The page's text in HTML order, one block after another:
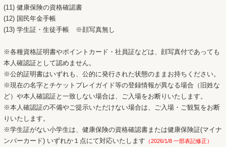
(11) 健康保険の資格確認書
(12) 国民年金手帳
(13) 学生証・生徒手帳
※顔写真無し
※各種資格証明書やポイントカード・社員証などは、顔写真付であっても
本人確認証として認めません。
※公的証明書はいずれも、公的に発行された状態のままお持ちください。
※現在の名字とチケットプレイガイド等の登録情報が異なる場合（旧姓な
ど）や本人確認証と一致しない場合は、ご入場をお断りいたします。
※本人確認証の不備やご提示いただけない場合は、ご入場・ご観覧をお断
りいたします。
※学生証がない小学生は、健康保険の資格確認書または健康保険証(マイナ
ンバーカード) いずれか１点にて対応いたします （2026/1/8 一部表記修正）